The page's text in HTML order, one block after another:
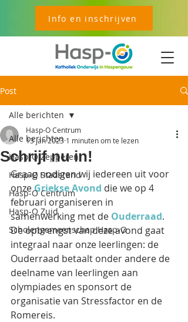
Info en inschrijven
Post
Alle berichten
Hasp-O Zepperen
Hasp-O Stadsrand
Hasp-O Centrum
Hasp-O Zuid
Scholengemeenschap Hasp-O
Alle berichten
Schrijf nu in!
Hasp-O Centrum
13 jan 2023 1 minuten om te lezen
Graag nodigen wij iedereen uit voor
onze Griekse Avond die we op 4
februari organiseren in
samenwerking met de Ouderraad.
De opbrengst van deze avond gaat
integraal naar onze leerlingen: de
Ouderraad betaalt onder andere de
deelname van leerlingen aan
olympiades en sponsort de
organisatie van Stressfactor en de
Romereis.